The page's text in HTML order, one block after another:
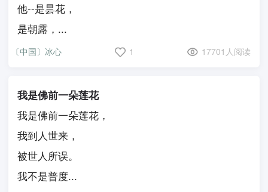
他--是昙花，
是朝露，...
〔中国〕冰心 1 17701人阅读
我是佛前一朵莲花
我是佛前一朵莲花，
我到人世来，
被世人所误。
我不是普度...